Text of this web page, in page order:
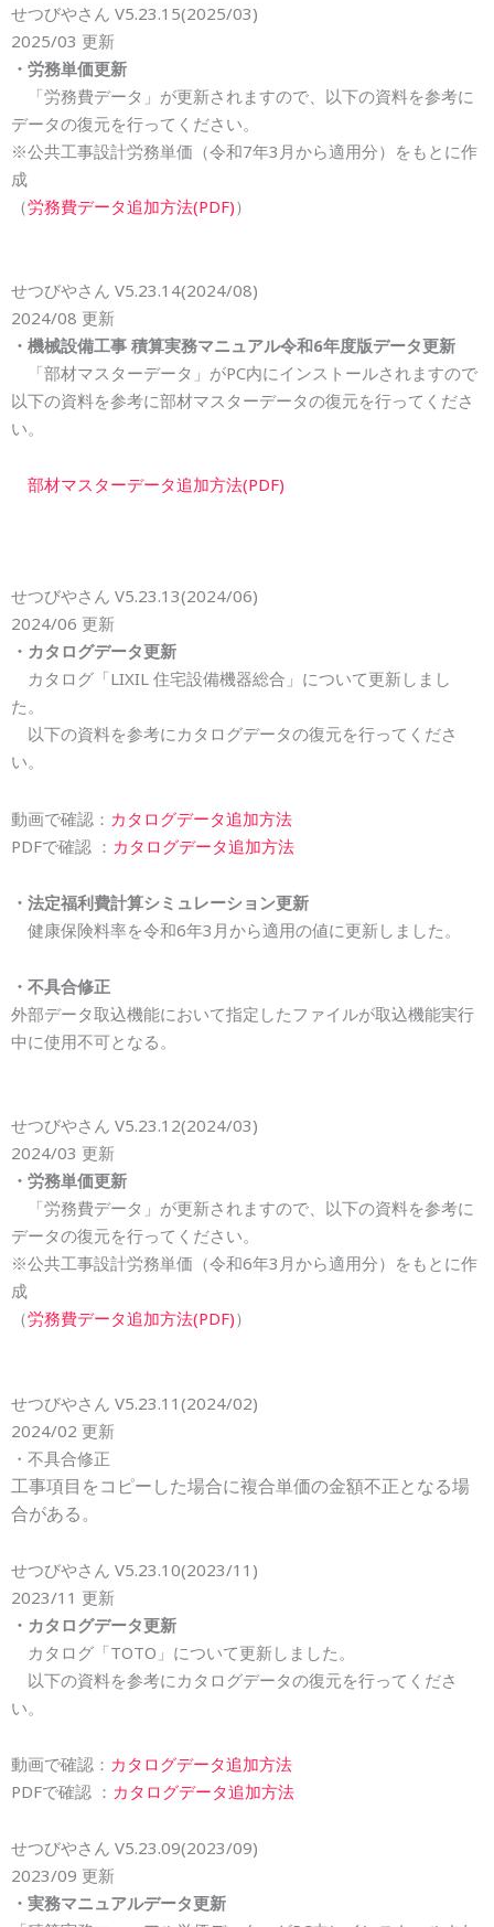
せつびやさん V5.23.15(2025/03)
2025/03 更新
・労務単価更新
「労務費データ」が更新されますので、 以下の資料を参考に
データの復元を行ってください。
※公共工事設計労務単価（令和7年3月から適用分）をもとに作
成
（労務費データ追加方法(PDF)）
せつびやさん V5.23.14(2024/08)
2024/08 更新
・機械設備工事 積算実務マニュアル令和6年度版データ更新
「部材マスターデータ」がPC内にインストールされますので
以下の資料を参考に部材マスターデータの復元を行ってくださ
い。
部材マスターデータ追加方法(PDF)
せつびやさん V5.23.13(2024/06)
2024/06 更新
・カタログデータ更新
カタログ「LIXIL 住宅設備機器総合」について更新しまし
た。
以下の資料を参考にカタログデータの復元を行ってくださ
い。
動画で確認： カタログデータ追加方法
PDFで確認 ： カタログデータ追加方法
・法定福利費計算シミュレーション更新
健康保険料率を令和6年3月から適用の値に更新しました。
・不具合修正
外部データ取込機能において指定したファイルが取込機能実行
中に使用不可となる。
せつびやさん V5.23.12(2024/03)
2024/03 更新
・労務単価更新
「労務費データ」が更新されますので、 以下の資料を参考に
データの復元を行ってください。
※公共工事設計労務単価（令和6年3月から適用分）をもとに作
成
（労務費データ追加方法(PDF)）
せつびやさん V5.23.11 (2024/02)
2024/02 更新
・不具合修正
工事項目をコピーした場合に複合単価の金額不正となる場
合がある。
せつびやさん V5.23.10(2023/11 )
2023/11 更新
・カタログデータ更新
カタログ「TOTO 」について更新しました。
以下の資料を参考にカタログデータの復元を行ってくださ
い。
動画で確認： カタログデータ追加方法
PDFで確認 ： カタログデータ追加方法
せつびやさん V5.23.09(2023/09)
2023/09 更新
・実務マニュアルデータ更新